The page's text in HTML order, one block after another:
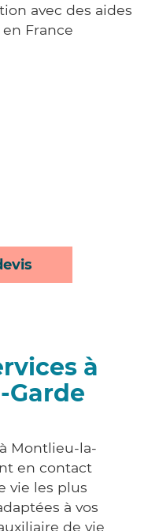
avec des aides
France
à
Montlieu-la-
en contact
vie les plus
à vos
de vie